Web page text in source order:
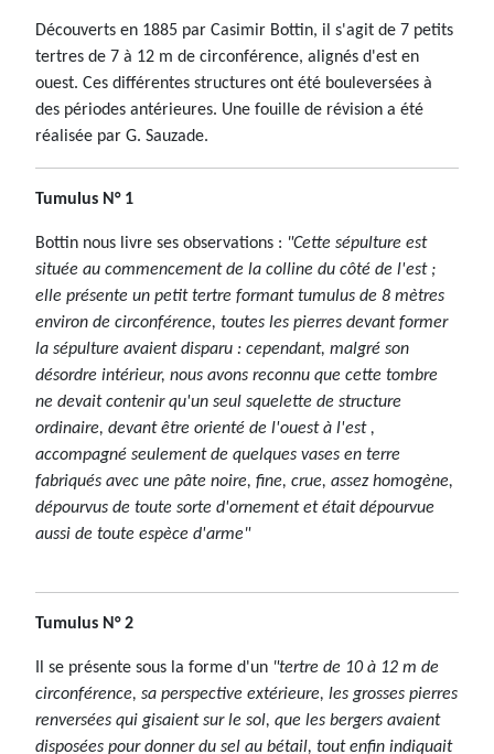
Découverts en 1885 par Casimir Bottin, il s'agit de 7 petits
tertres de 7 à 12 m de circonférence, alignés d'est en
ouest. Ces différentes structures ont été bouleversées à
des périodes antérieures. Une fouille de révision a été
réalisée par G. Sauzade.
Tumulus N° 1
Bottin nous livre ses observations : "Cette sépulture est
située au commencement de la colline du côté de l'est ;
elle présente un petit tertre formant tumulus de 8 mètres
environ de circonférence, toutes les pierres devant former
la sépulture avaient disparu : cependant, malgré son
désordre intérieur, nous avons reconnu que cette tombre
ne devait contenir qu'un seul squelette de structure
ordinaire, devant être orienté de l'ouest à l'est ,
accompagné seulement de quelques vases en terre
fabriqués avec une pâte noire, fine, crue, assez homogène,
dépourvus de toute sorte d'ornement et était dépourvue
aussi de toute espèce d'arme"
Tumulus N° 2
Il se présente sous la forme d'un "tertre de 10 à 12 m de
circonférence, sa perspective extérieure, les grosses pierres
renversées qui gisaient sur le sol, que les bergers avaient
disposées pour donner du sel au bétail, tout enfin indiquait